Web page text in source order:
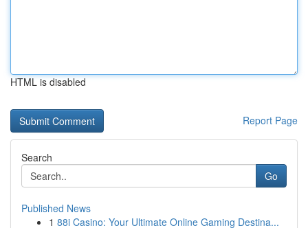
HTML is disabled
Report Page
Search
Go
Published News
1 88i Casino: Your Ultimate Online Gaming Destina...